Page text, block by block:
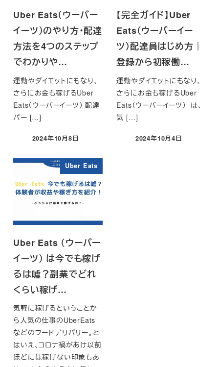
Uber Eats（ウーバー
イーツ）のやり方・配達
方法を4つのステップ
でわかりや…
運動やダイエットにもなり、
さらにお金も稼げるUber
Eats（ウーバーイーツ） 配達
パー […]
投稿日
2024年10月8日
【完全ガイド】Uber
Eats（ウーバーイー
ツ）配達員はじめ方｜
登録から初稼働…
運動やダイエットにもなり、
さらにお金も稼げるUber
Eats（ウーバーイーツ） は、
気 […]
投稿日
2024年10月4日
Uber Eats
Uber Eats （ウーバー
イーツ） は今でも稼げ
るは嘘？副業でどれ
くらい稼げ…
気軽に稼げるということか
ら人気の仕事のUberEats
などのフードデリバリー。と
はいえ、コロナ禍があけ以前
ほどには稼げない印象もあ